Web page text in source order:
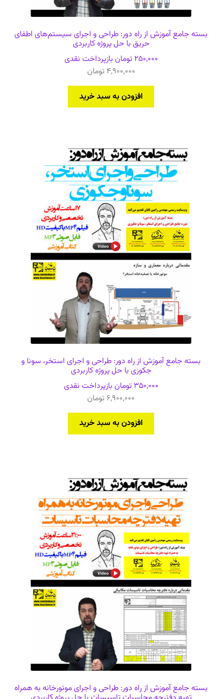
بسته جامع آموزش از راه دور: طراحی و اجرای سیستم‌های اطفای
حریق با حل پروژه کاربردی
250,000 تومان بازپرداخت نقدی
4,900,000 تومان
افزودن به سبد خرید
بسته جامع آموزش از راه دور: طراحی و اجرای استخر، سونا و
جکوزی با حل پروژه کاربردی
350,000 تومان بازپرداخت نقدی
6,900,000 تومان
افزودن به سبد خرید
بسته جامع آموزش از راه دور: طراحی و اجرای موتورخانه به همراه